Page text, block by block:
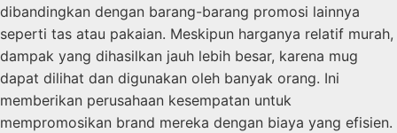
dibandingkan dengan barang-barang promosi lainnya
seperti tas atau pakaian. Meskipun harganya relatif murah,
dampak yang dihasilkan jauh lebih besar, karena mug
dapat dilihat dan digunakan oleh banyak orang. Ini
memberikan perusahaan kesempatan untuk
mempromosikan brand mereka dengan biaya yang efisien.